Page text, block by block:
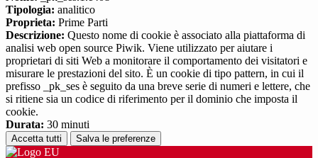
Tipologia: analitico
Proprieta: Prime Parti
Descrizione: Questo nome di cookie è associato alla piattaforma di
analisi web open source Piwik. Viene utilizzato per aiutare i
proprietari di siti Web a monitorare il comportamento dei visitatori e
misurare le prestazioni del sito. È un cookie di tipo pattern, in cui il
prefisso _pk_ses è seguito da una breve serie di numeri e lettere, che
si ritiene sia un codice di riferimento per il dominio che imposta il
cookie.
Durata: 30 minuti
Accetta tutti Salva le preferenze